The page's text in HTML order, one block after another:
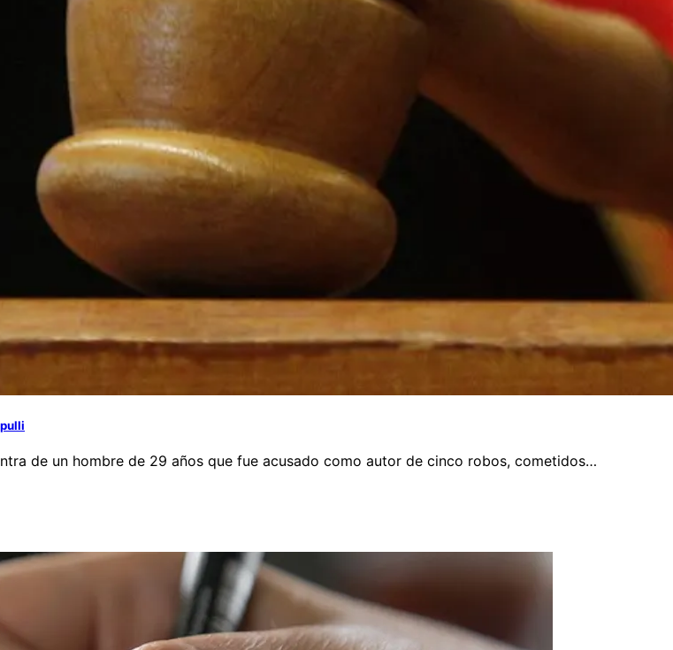
de un hombre de 29 años que fue acusado como autor de cinco robos, cometidos…